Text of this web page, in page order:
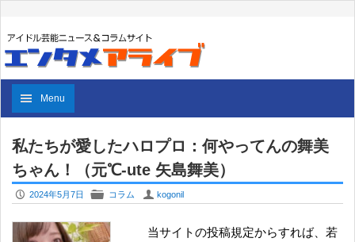
Menu
私たちが愛したハロプロ：何やってんの舞美
ちゃん！（元℃-ute 矢島舞美）
P 2024年5月7日 F コラム U kogonil
当サイトの投稿規定からすれば、若